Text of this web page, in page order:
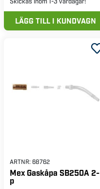
LÄGG TILL I KUNDVAGN
ARTNR: 68762
Mex Gaskåpa SB250A 2-
p